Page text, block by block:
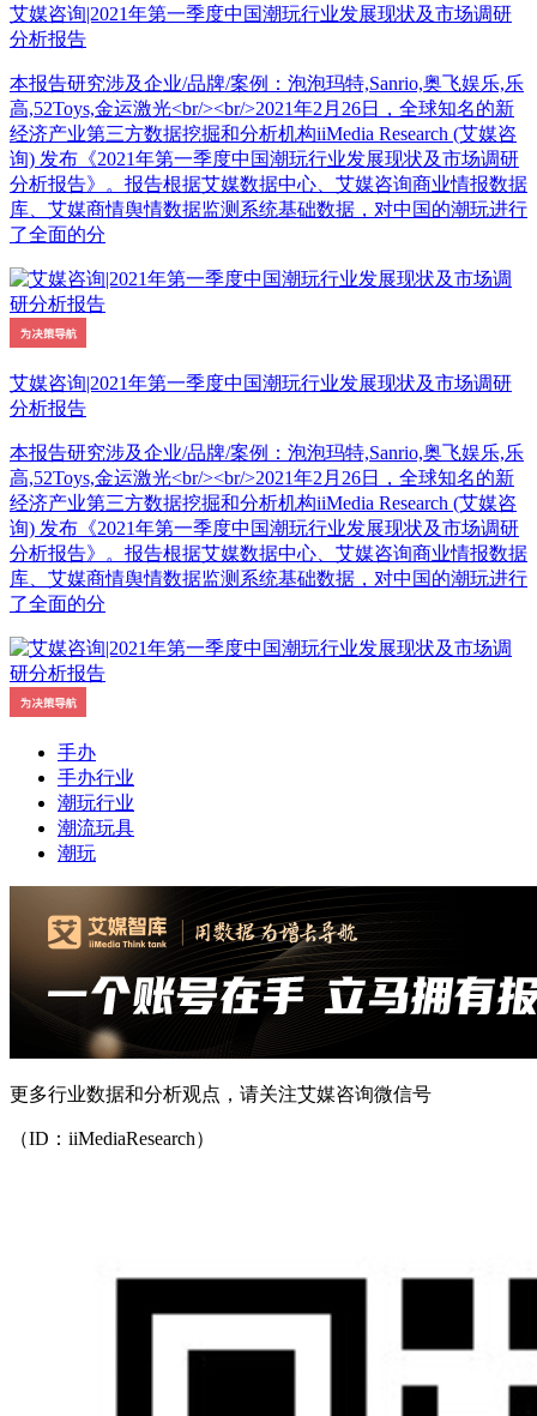
艾媒咨询|2021年第一季度中国潮玩行业发展现状及市场调研
分析报告
本报告研究涉及企业/品牌/案例：泡泡玛特,Sanrio,奥飞娱乐,乐
高,52Toys,金运激光<br/><br/>2021年2月26日，全球知名的新
经济产业第三方数据挖掘和分析机构iiMedia Research (艾媒咨
询) 发布《2021年第一季度中国潮玩行业发展现状及市场调研
分析报告》。报告根据艾媒数据中心、艾媒咨询商业情报数据
库、艾媒商情舆情数据监测系统基础数据，对中国的潮玩进行
了全面的分
艾媒咨询|2021年第一季度中国潮玩行业发展现状及市场调研
分析报告
本报告研究涉及企业/品牌/案例：泡泡玛特,Sanrio,奥飞娱乐,乐
高,52Toys,金运激光<br/><br/>2021年2月26日，全球知名的新
经济产业第三方数据挖掘和分析机构iiMedia Research (艾媒咨
询) 发布《2021年第一季度中国潮玩行业发展现状及市场调研
分析报告》。报告根据艾媒数据中心、艾媒咨询商业情报数据
库、艾媒商情舆情数据监测系统基础数据，对中国的潮玩进行
了全面的分
手办
手办行业
潮玩行业
潮流玩具
潮玩
更多行业数据和分析观点，请关注艾媒咨询微信号
（ID：iiMediaResearch）